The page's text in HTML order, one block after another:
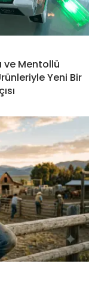
ve Mentollü
Yeni Bir